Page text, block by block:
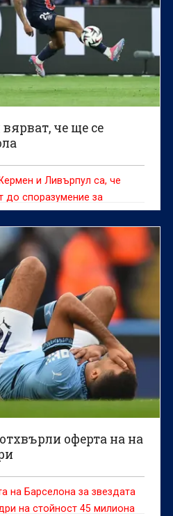
че ще се
и Ливърпул са, че
до споразумение за
твърди "Екип".
оферта на на
на Барселона за звездата
на стойност 45 милиона